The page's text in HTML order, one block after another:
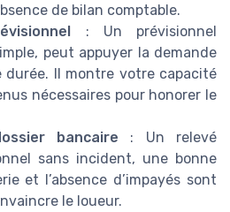
de bilan comptable.
: Un prévisionnel
peut appuyer la demande
durée. Il montre votre capacité
nécessaires pour honorer le
bancaire : Un relevé
sans incident, une bonne
et l’absence d’impayés sont
le loueur.